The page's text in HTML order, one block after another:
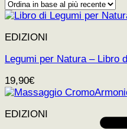
EDIZIONI
Legumi per Natura – Libro
19,90€
EDIZIONI